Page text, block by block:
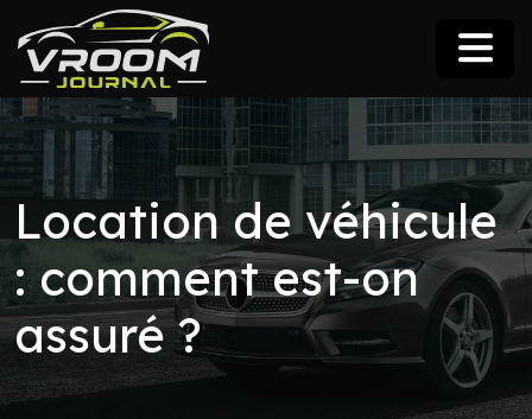
Location de véhicule
: comment est-on
assuré ?